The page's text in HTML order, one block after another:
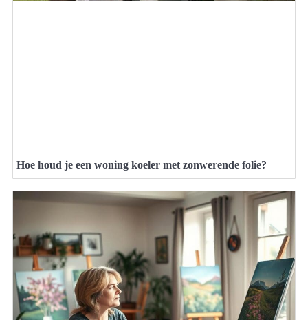
Hoe houd je een woning koeler met zonwerende folie?